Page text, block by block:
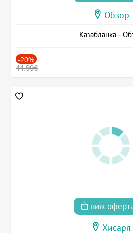
Обзор
Казабланка -
-20%
44.99€
виж
Хисаря